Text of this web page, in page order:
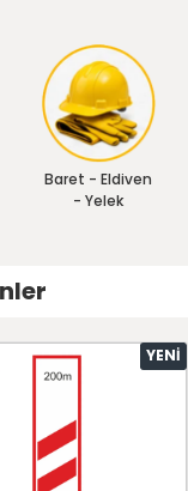
Baret - Eldiven
- Yelek
YENI